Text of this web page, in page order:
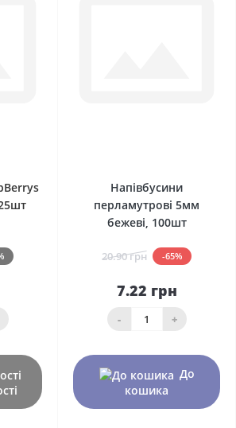
Напівбусини
перламутрові 5мм
бежеві, 100шт
20.90 грн -65%
7.22 грн
- +
До
кошика